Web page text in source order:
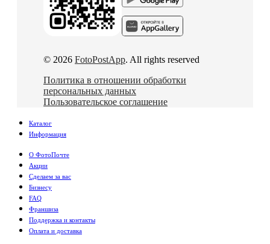
© 2026 FotoPostApp. All rights reserved
Политика в отношении обработки
персональных данных
Пользовательское соглашение
Каталог
Информация
О ФотоПочте
Акции
Сделаем за вас
Бизнесу
FAQ
Франшиза
Поддержка и контакты
Оплата и доставка